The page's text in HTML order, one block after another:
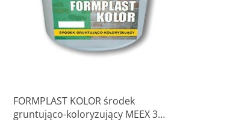
Produkt niedostępny
FORMPLAST KOLOR środek
gruntująco-koloryzujący MEEX 3